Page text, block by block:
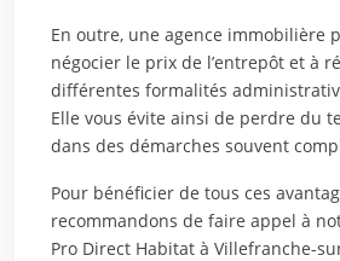
En outre, une agence immobilière
négocier le prix de l’entrepôt et à
différentes formalités
Elle vous évite ainsi de perdre du
dans des démarches souvent
Pour bénéficier de tous ces
recommandons de faire appel à
Pro Direct Habitat à Villefranche-